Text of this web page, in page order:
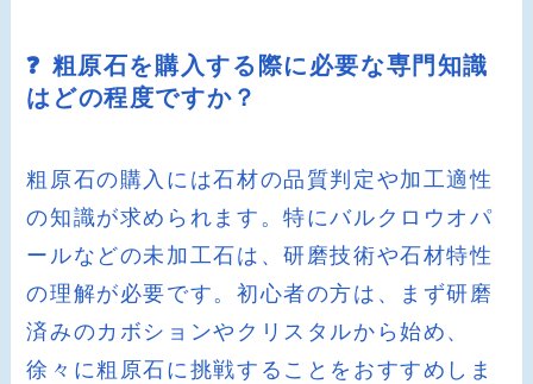
❓ 粗原石を購入する際に必要な専門知識
はどの程度ですか？
粗原石の購入には石材の品質判定や加工適性
の知識が求められます。特にバルクロウオパ
ールなどの未加工石は、研磨技術や石材特性
の理解が必要です。初心者の方は、まず研磨
済みのカボションやクリスタルから始め、
徐々に粗原石に挑戦することをおすすめしま